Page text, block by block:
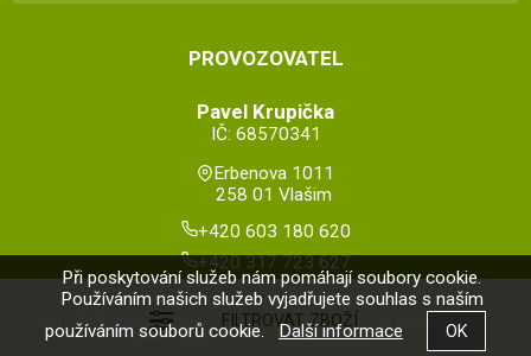
PROVOZOVATEL
Pavel Krupička
IČ: 68570341
Erbenova 1011
258 01 Vlašim
+420 603 180 620
+420 317 723 627
Copyright © www.kolo-dily.cz ,provozováno na systému
shopuapronájem e-shopuShop5.cz
Při poskytování služeb nám pomáhají soubory cookie.
Používáním našich služeb vyjadřujete souhlas s naším
používáním souborů cookie. Další informace